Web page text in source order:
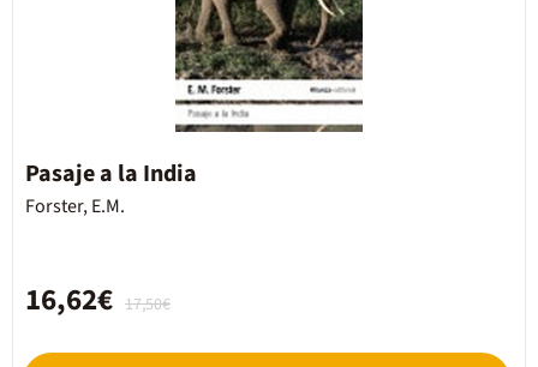
Pasaje a la India
Forster, E.M.
17,50€
16,62€